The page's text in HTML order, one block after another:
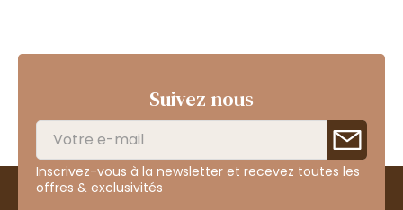
Suivez nous
Inscrivez-vous à la newsletter et recevez toutes les
offres & exclusivités